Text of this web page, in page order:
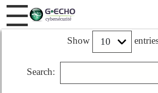
Show
Search: